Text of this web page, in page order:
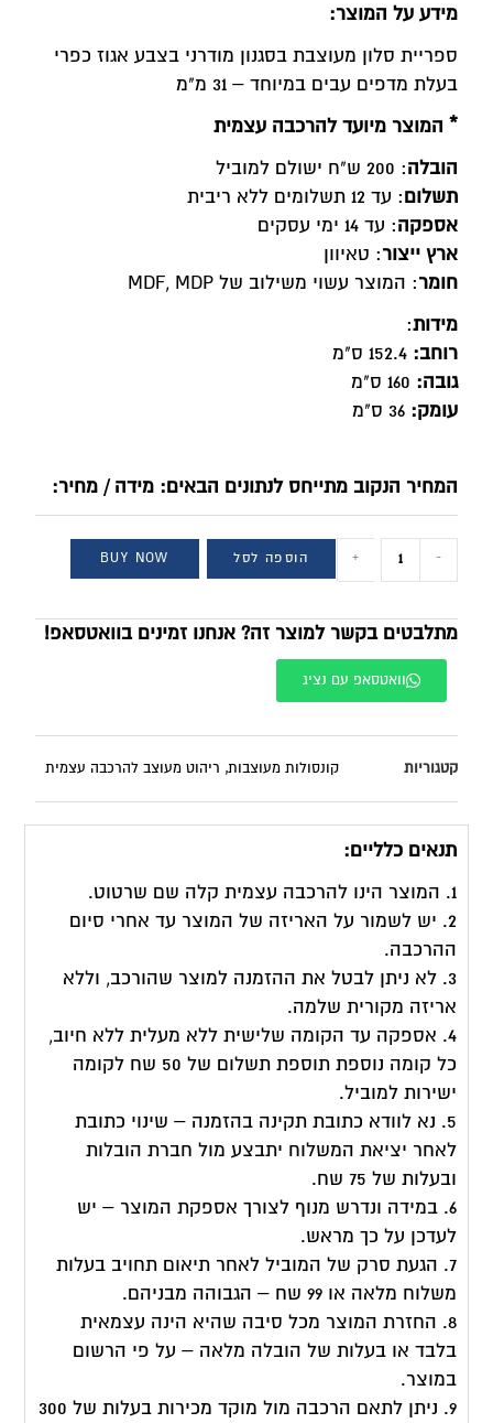
מידע על המוצר:
ספריית סלון מעוצבת בסגנון מודרני בצבע אגוז כפרי
בעלת מדפים עבים במיוחד – 31 מ"מ
* המוצר מיועד להרכבה עצמית
הובלה: 200 ש"ח ישולם למוביל
תשלום: עד 12 תשלומים ללא ריבית
אספקה: עד 14 ימי עסקים
ארץ ייצור: טאיוון
חומר: המוצר עשוי משילוב של MDF, MDP
מידות:
רוחב: 152.4 ס"מ
גובה:
עומק: 36 ס"מ
המחיר הנקוב מתייחס לנתונים הבאים: מידה / מחיר:
-
+ הוספה לסל BUY NOW
מתלבטים בקשר למוצר זה? אנחנו זמינים בוואטסאפ!
וואטסאפ עם נציג
קטגוריות קונסולות מעוצבות, ריהוט מעוצב להרכבה עצמית
תנאים כלליים:
1. המוצר הינו להרכבה עצמית קלה שם שרטוט.
2. יש לשמור על האריזה של המוצר עד אחרי סיום
ההרכבה.
3. לא ניתן לבטל את ההזמנה למוצר שהורכב, וללא
אריזה מקורית שלמה.
4. אספקה עד הקומה שלישית ללא מעלית ללא חיוב,
כל קומה נוספת תוספת תשלום של 50 שח לקומה
ישירות למוביל.
5. נא לוודא כתובת תקינה בהזמנה – שינוי כתובת
לאחר יציאת המשלוח יתבצע מול חברת הובלות
ובעלות של 75 שח.
6. במידה ונדרש מנוף לצורך אספקת המוצר – יש
לעדכן על כך מראש.
7. הגעת סרק של המוביל לאחר תיאום תחויב בעלות
משלוח מלאה או 99 שח – הגבוהה מבניהם.
8. החזרת המוצר מכל סיבה שהיא הינה עצמאית
בלבד או בעלות של הובלה מלאה – על פי הרשום
במוצר.
9. ניתן לתאם הרכבה מול מוקד מכירות בעלות של 300